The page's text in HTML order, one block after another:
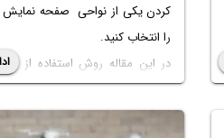
کردن یکی از نواحی صفحه نمایش
را انتخاب کنید.
ویندوز ۱۰ را بررسی می‌کنیم.